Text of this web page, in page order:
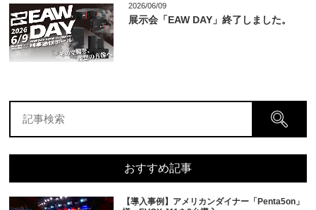
2026/06/09
展示会「EAW DAY」終了しました。
おすすめ記事
【導入事例】アメリカンダイナー「Penta5on」